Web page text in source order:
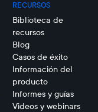
RECURSOS
Biblioteca de
recursos
Blog
Casos de éxito
Información del
producto
Informes y guías
Videos y webinars